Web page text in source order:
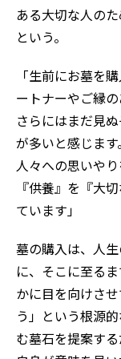
ある大切な人の
という。
「生前にお墓を
ートナーやご縁
さらにはまだ見
が多いと感じま
人々への思いや
『供養』を『大
ています」
墓の購入は、人
に、そこに至る
かに目を向けさ
う」という根源
む墓石を提案す